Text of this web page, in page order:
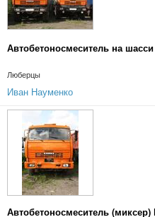
Автобетоносмеситель на шасси
Люберцы
Иван Науменко
Автобетоносмеситель (миксер)